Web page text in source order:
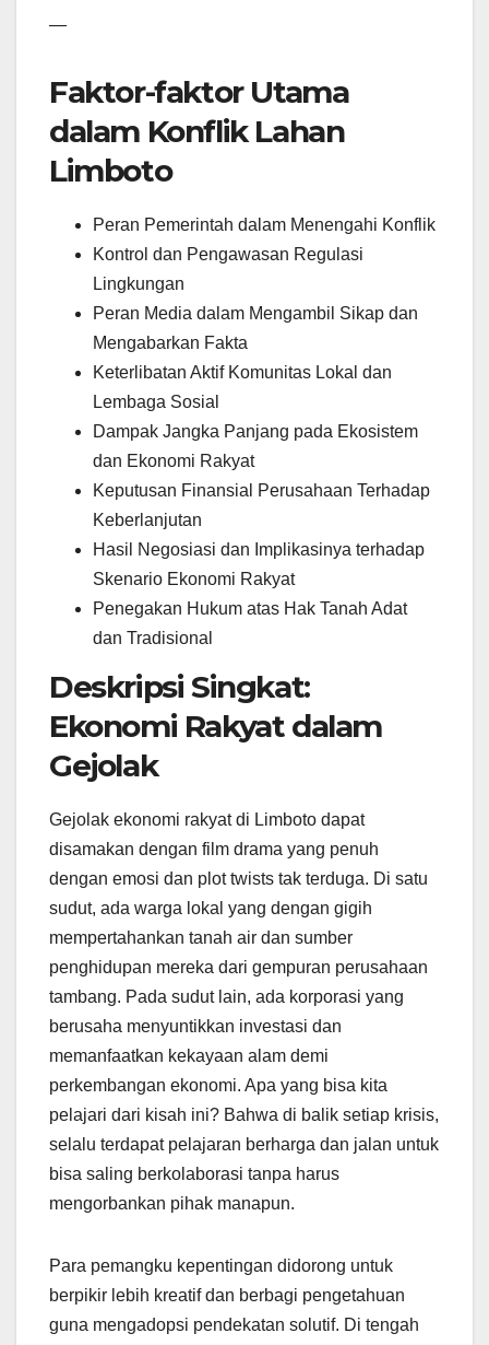
—
Faktor-faktor Utama
dalam Konflik Lahan
Limboto
Peran Pemerintah dalam Menengahi Konflik
Kontrol dan Pengawasan Regulasi
Lingkungan
Peran Media dalam Mengambil Sikap dan
Mengabarkan Fakta
Keterlibatan Aktif Komunitas Lokal dan
Lembaga Sosial
Dampak Jangka Panjang pada Ekosistem
dan Ekonomi Rakyat
Keputusan Finansial Perusahaan Terhadap
Keberlanjutan
Hasil Negosiasi dan Implikasinya terhadap
Skenario Ekonomi Rakyat
Penegakan Hukum atas Hak Tanah Adat
dan Tradisional
Deskripsi Singkat:
Ekonomi Rakyat dalam
Gejolak
Gejolak ekonomi rakyat di Limboto dapat
disamakan dengan film drama yang penuh
dengan emosi dan plot twists tak terduga. Di satu
sudut, ada warga lokal yang dengan gigih
mempertahankan tanah air dan sumber
penghidupan mereka dari gempuran perusahaan
tambang. Pada sudut lain, ada korporasi yang
berusaha menyuntikkan investasi dan
memanfaatkan kekayaan alam demi
perkembangan ekonomi. Apa yang bisa kita
pelajari dari kisah ini? Bahwa di balik setiap krisis,
selalu terdapat pelajaran berharga dan jalan untuk
bisa saling berkolaborasi tanpa harus
mengorbankan pihak manapun.
Para pemangku kepentingan didorong untuk
berpikir lebih kreatif dan berbagi pengetahuan
guna mengadopsi pendekatan solutif. Di tengah